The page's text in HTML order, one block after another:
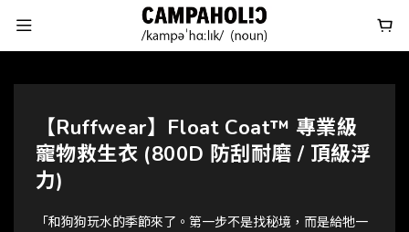
【Ruffwear】Float Coat™ 專業級
寵物救生衣 (800D 防刮耐磨 / 頂級浮
力)
「和狗狗玩水的季節來了。第一步不是找秘境，而是給牠一